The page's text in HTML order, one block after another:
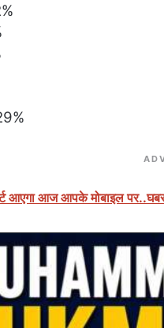
आएगा आज आपके मोबाइल